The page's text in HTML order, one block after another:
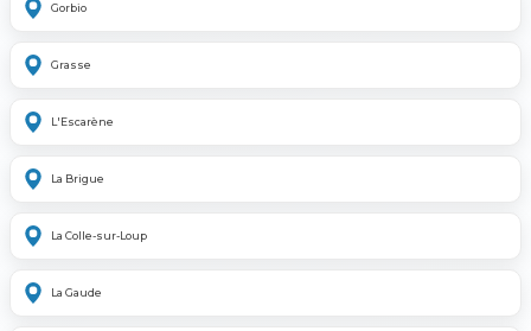
Gorbio
Grasse
L'Escarène
La Brigue
La Colle-sur-Loup
La Gaude